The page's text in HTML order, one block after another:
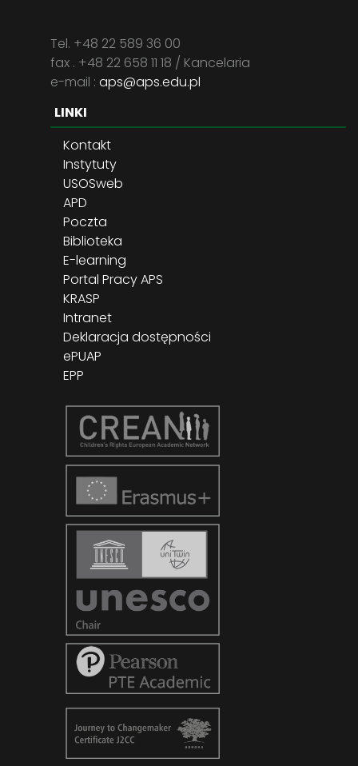
Tel. +48 22 589 36 00
fax . +48 22 658 11 18 / Kancelaria
e-mail : aps@aps.edu.pl
LINKI
Kontakt
Instytuty
USOSweb
APD
Poczta
Biblioteka
E-learning
Portal Pracy APS
KRASP
Intranet
Deklaracja dostępności
ePUAP
EPP